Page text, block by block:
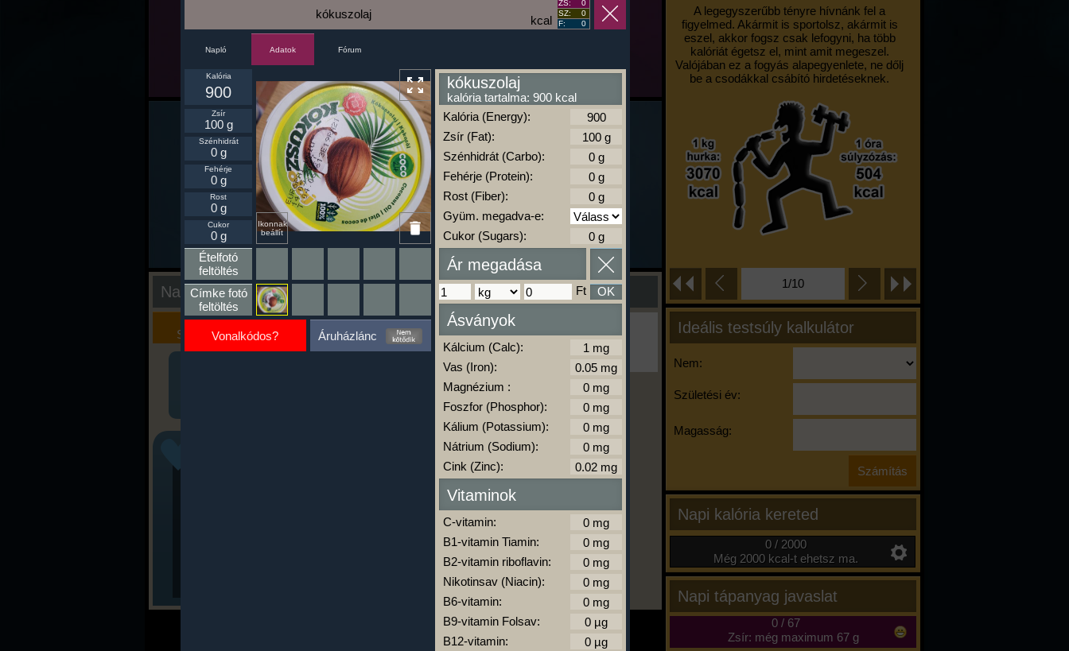
A legegyszerűbb tényre hívnánk fel a
figyelmed. Akármit is sportolsz, akármit is
eszel, akkor fogsz csak lefogyni, ha több
kalóriát égetsz el, mint amit megeszel.
Valójában ez a fogyás alapegyenlete, ne dőlj
be a csodákkal csábító hirdetéseknek.
1/10
Ideális testsúly kalkulátor
Nem:
Születési év:
Magasság:
Napi kalória kereted
0 / 2000
Még 2000 kcal-t ehetsz ma.
Napi tápanyag javaslat
0/ 67
Zsír: még maximum 67 g
Nap kiértékelése
Kalória
Szimulátor
Szöveges
Értékelés
Ha ma már nem eszel/sportolsz többet,
kattints a kiértékelésre!
A Kalória Szimulátor Prémium funkció.
-
kcal
kókuszolaj
ZS:
0
SZ:
0
F:
0
Napló Adatok Fórum
Ikonnak
beállít
Kalória
900
Zsír
100 g
Szénhidrát
0 g
Fehérje
0 g
Rost
0 g
Cukor
0 g
Ételfotó
feltöltés
Címke fotó
feltöltés
Vonalkódos? Áruházlánc
kókuszolaj
kalória tartalma: 900 kcal
Kalória (Energy):
Zsír (Fat):
Szénhidrát (Carbo):
Fehérje (Protein):
Rost (Fiber):
Gyüm. megadva-e:
Cukor (Sugars):
Ár megadása
Ft OK
Ásványok
Kálcium (Calc):
Vas (Iron):
Magnézium :
Foszfor (Phosphor):
Kálium (Potassium):
Nátrium (Sodium):
Cink (Zinc):
Vitaminok
C-vitamin:
B1-vitamin Tiamin:
B2-vitamin riboflavin:
Nikotinsav (Niacin):
B6-vitamin:
B9-vitamin Folsav:
B12-vitamin: